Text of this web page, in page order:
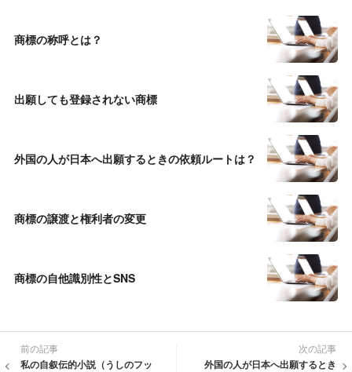
商標の称呼とは？
出願しても登録されない商標
外国の人が日本へ出願するときの依頼ルートは？
商標の譲渡と権利者の変更
商標の自他識別性とSNS
前の記事
私の自叙伝的小説（うしのフッ
次の記事
外国の人が日本へ出願するとき